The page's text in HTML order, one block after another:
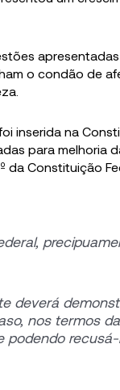
o condão de
inserida na
para melhoria
da Constituição
deverá
nos termos
podendo